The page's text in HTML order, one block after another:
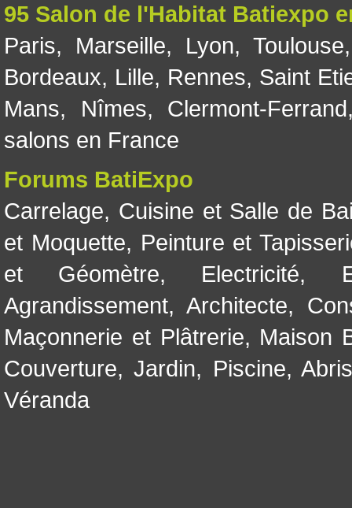
95 Salon de l'Habitat Batiexpo
Paris, Marseille, Lyon, Toulouse
Bordeaux, Lille, Rennes, Saint
Mans, Nîmes, Clermont-Ferrand
salons en France
Forums BatiExpo
Carrelage, Cuisine et Salle de
et Moquette, Peinture et
et Géomètre, Electricité,
Agrandissement, Architecte,
Maçonnerie et Plâtrerie, Maison
Couverture,Jardin, Piscine,
Véranda